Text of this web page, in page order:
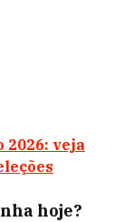
2026: veja
hoje?